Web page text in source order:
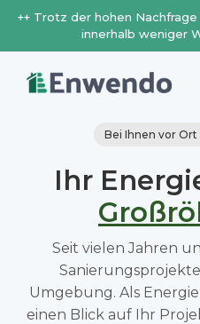
++ Trotz der hohen
innerhalb weniger
Bei Ihnen vor
Ihr
Seit vielen Jahren
Umgebung. Als
einen Blick auf Ihr